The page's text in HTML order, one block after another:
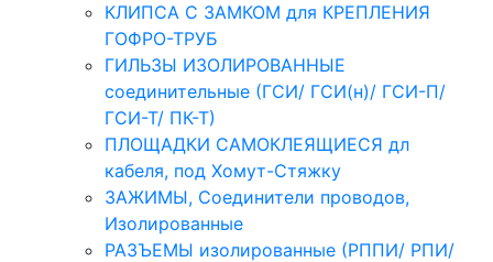
КЛИПСА С ЗАМКОМ для КРЕПЛЕНИЯ
ГОФРО-ТРУБ
ГИЛЬЗЫ ИЗОЛИРОВАННЫЕ
соединительные (ГСИ/ ГСИ(н)/ ГСИ-П/
ГСИ-Т/ ПК-Т)
ПЛОЩАДКИ САМОКЛЕЯЩИЕСЯ дл
кабеля, под Хомут-Стяжку
ЗАЖИМЫ, Соединители проводов,
Изолированные
РАЗЪЕМЫ изолированные (РППИ/ РПИ/